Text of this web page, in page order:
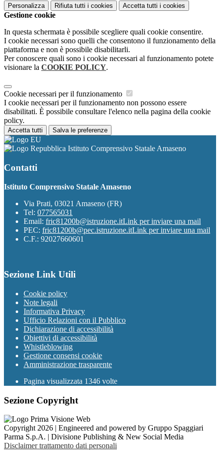
Personalizza Rifiuta tutti i cookies Accetta tutti i cookies
Gestione cookie
In questa schermata è possibile scegliere quali cookie consentire.
I cookie necessari sono quelli che consentono il funzionamento della
piattaforma e non è possibile disabilitarli.
Per conoscere quali sono i cookie necessari al funzionamento potete
visionare la COOKIE POLICY.
Cookie necessari per il funzionamento
I cookie necessari per il funzionamento non possono essere
disabilitati. È possibile consultare l'elenco nella pagina della cookie
policy.
Accetta tutti Salva le preferenze
Istituto Comprensivo Statale Amaseno
Contatti
Istituto Comprensivo Statale Amaseno
Via Prati, 03021 Amaseno (FR)
Tel: 077565031
Email: fric81200b@istruzione.itLink per inviare una mail
PEC: fric81200b@pec.istruzione.itLink per inviare una mail
C.F.: 92027660601
Sezione Link Utili
Cookie policy
Note legali
Informativa Privacy
Ufficio Relazioni con il Pubblico
Dichiarazione di accessibilità
Obiettivi di accessibilità
Whistleblowing
Gestione consensi cookie
Amministrazione trasparente
Pagina visualizzata 1346 volte
Sezione Copyright
Copyright 2026 | Engineered and powered by Gruppo Spaggiari
Parma S.p.A. | Divisione Publishing & New Social Media
Disclaimer trattamento dati personali